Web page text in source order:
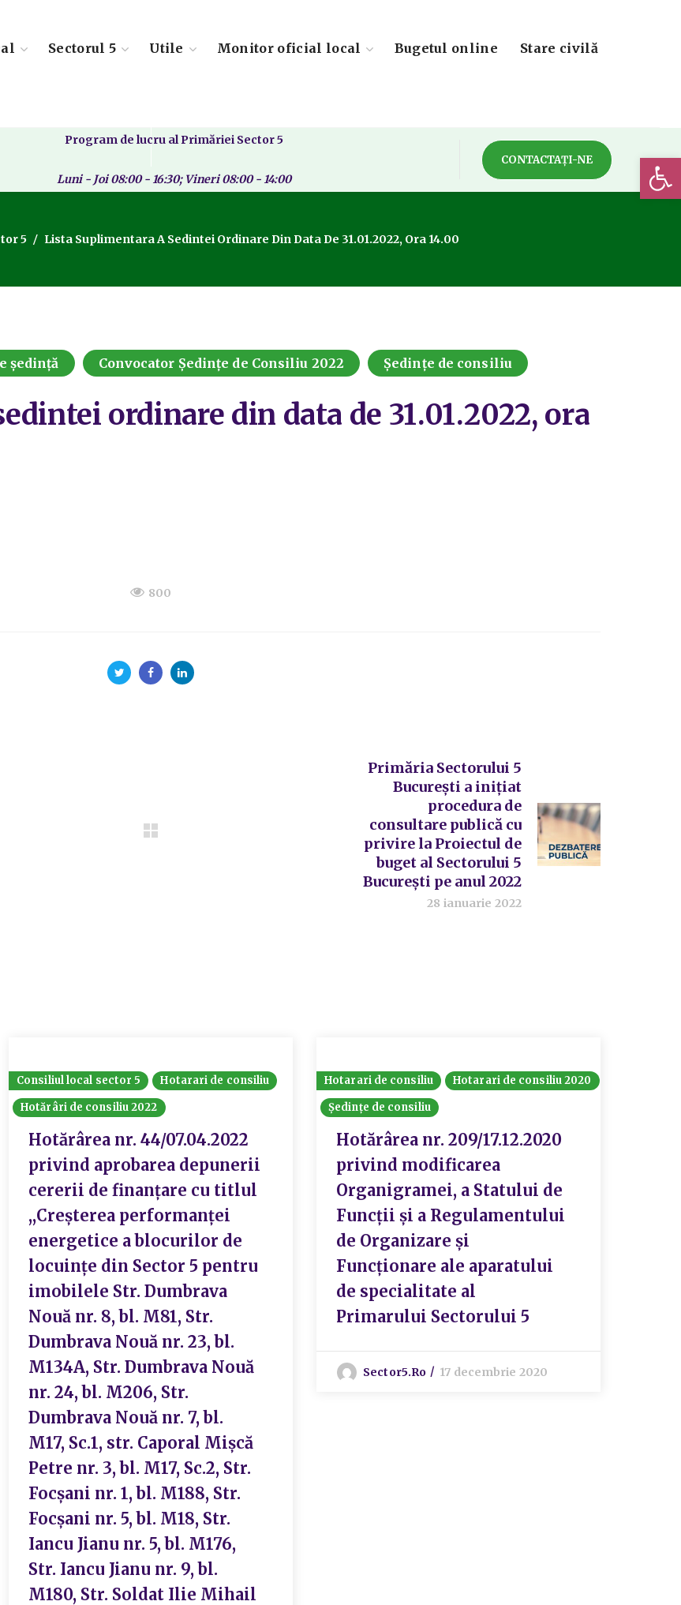
Sectorul 5 Utile Monitor oficial local Bugetul online Stare civilă
Program de lucru al Primăriei Sector 5
Luni - Joi 08:00 - 16:30; Vineri 08:00 - 14:00
CONTACTAȚI-NE
5 Lista Suplimentara A Sedintei Ordinare Din Data De 31.01.2022, Ora 14.00
ședință Convocator Ședințe de Consiliu 2022 Ședințe de consiliu
ordinare din data de 31.01.2022, ora
800
Primăria Sectorului 5
Bucureşti a inițiat
procedura de
consultare publică cu
privire la Proiectul de
buget al Sectorului 5
Bucureşti pe anul 2022
28 ianuarie 2022
Consiliul local sector 5
Hotarari de consiliu
Hotărâri de consiliu 2022
Hotărârea nr. 44/07.04.2022
privind aprobarea depunerii
cererii de finanțare cu titlul
,,Creșterea performanței
energetice a blocurilor de
locuințe din Sector 5 pentru
imobilele Str. Dumbrava
Nouă nr. 8, bl. M81, Str.
Dumbrava Nouă nr. 23, bl.
M134A, Str. Dumbrava Nouă
nr. 24, bl. M206, Str.
Dumbrava Nouă nr. 7, bl.
M17, Sc.1, str. Caporal Mișcă
Petre nr. 3, bl. M17, Sc.2, Str.
Focșani nr. 1, bl. M188, Str.
Focșani nr. 5, bl. M18, Str.
Iancu Jianu nr. 5, bl. M176,
Str. Iancu Jianu nr. 9, bl.
M180, Str. Soldat Ilie Mihail
Hotarari de consiliu
Hotarari de consiliu 2020
Ședințe de consiliu
Hotărârea nr. 209/17.12.2020
privind modificarea
Organigramei, a Statului de
Funcții și a Regulamentului
de Organizare și
Funcționare ale aparatului
de specialitate al
Primarului Sectorului 5
Sector5.ro 17 decembrie 2020